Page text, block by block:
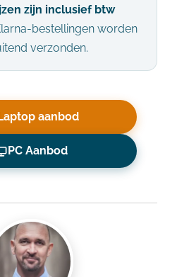
zijn inclusief btw
bestellingen worden
verzonden.
aanbod
PC Aanbod